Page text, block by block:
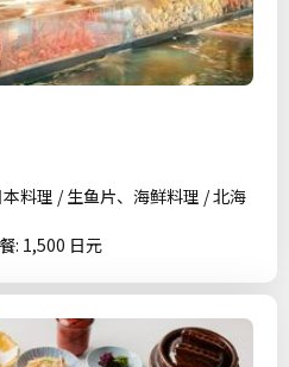
料理 / 生鱼片、海鲜料理 / 北海
: 1,500 日元